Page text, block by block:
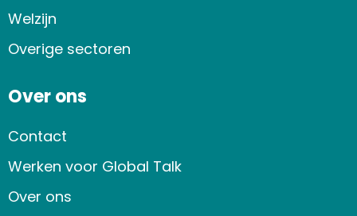
Welzijn
Overige sectoren
Over ons
Contact
Werken voor Global Talk
Over ons